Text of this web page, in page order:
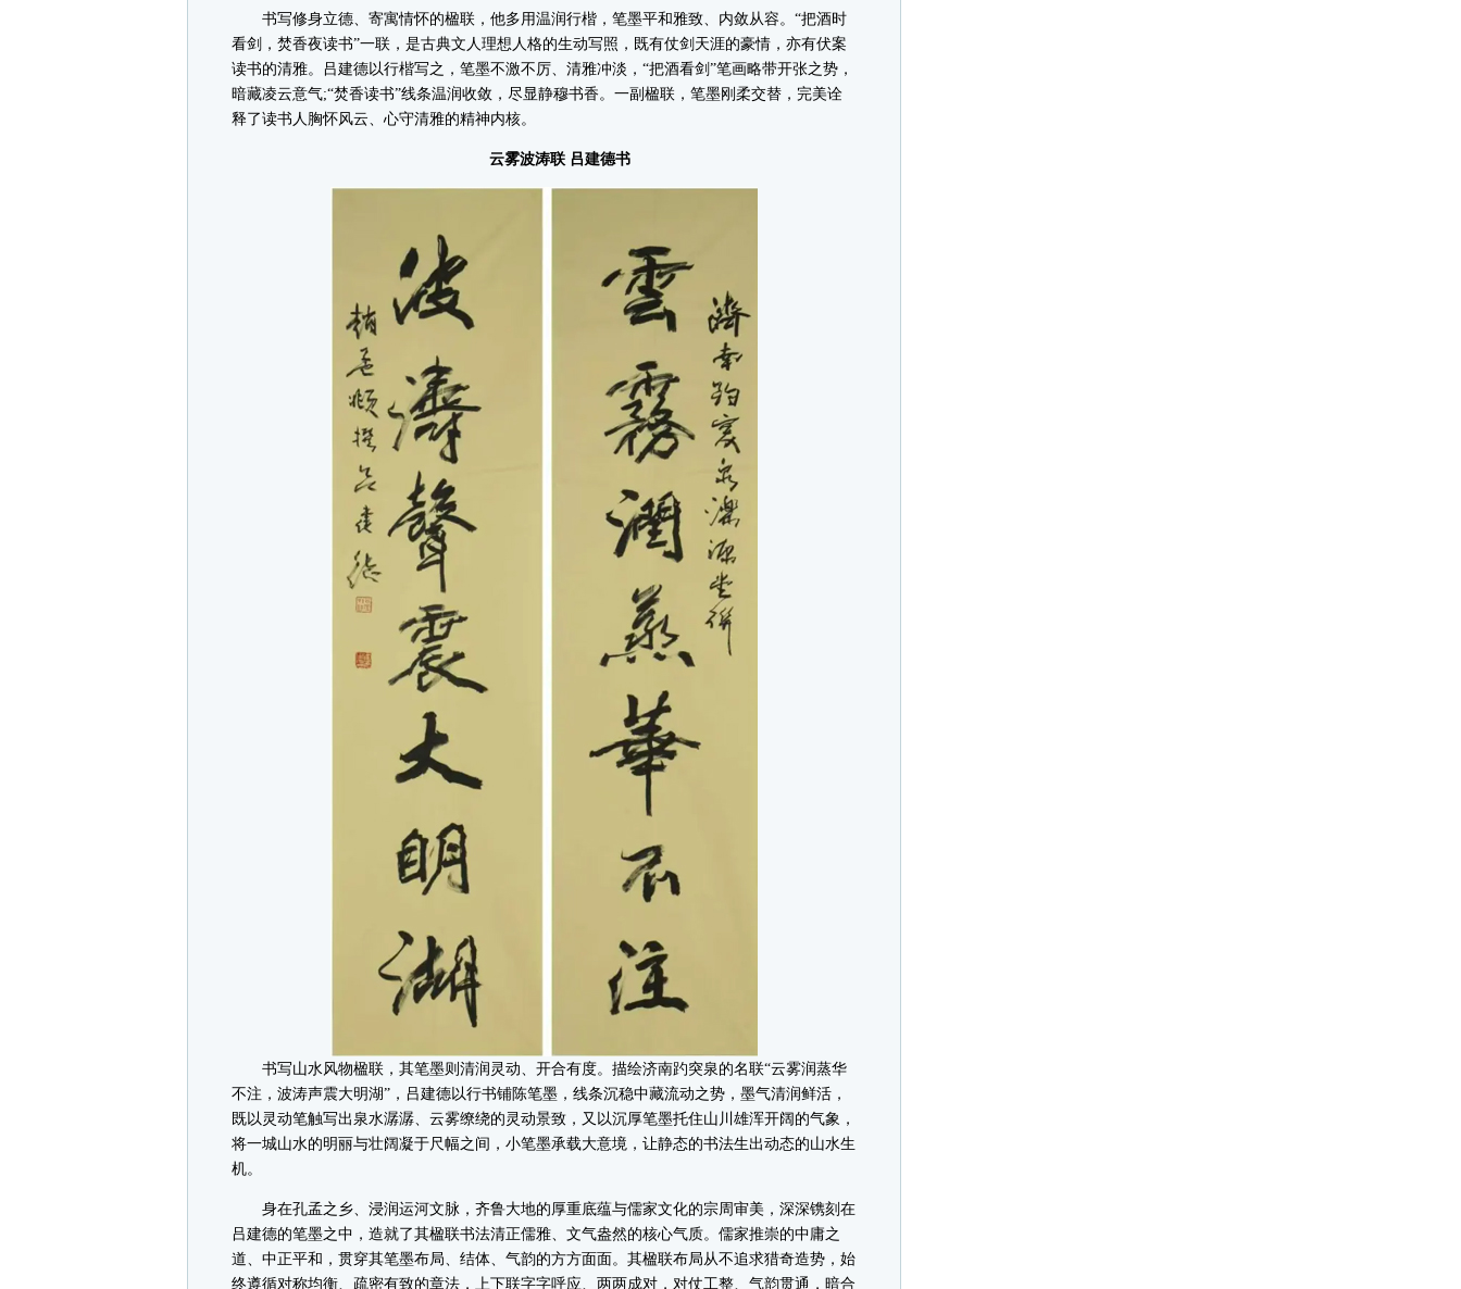
书写修身立德、寄寓情怀的楹联，他多用温润行楷，笔墨平和雅致、内敛从容。“把酒时
看剑，焚香夜读书”一联，是古典文人理想人格的生动写照，既有仗剑天涯的豪情，亦有伏案
读书的清雅。吕建德以行楷写之，笔墨不激不厉、清雅冲淡，“把酒看剑”笔画略带开张之势，
暗藏凌云意气;“焚香读书”线条温润收敛，尽显静穆书香。一副楹联，笔墨刚柔交替，完美诠
释了读书人胸怀风云、心守清雅的精神内核。
云雾波涛联 吕建德书
书写山水风物楹联，其笔墨则清润灵动、开合有度。描绘济南趵突泉的名联“云雾润蒸华
不注，波涛声震大明湖”，吕建德以行书铺陈笔墨，线条沉稳中藏流动之势，墨气清润鲜活，
既以灵动笔触写出泉水潺潺、云雾缭绕的灵动景致，又以沉厚笔墨托住山川雄浑开阔的气象，
将一城山水的明丽与壮阔凝于尺幅之间，小笔墨承载大意境，让静态的书法生出动态的山水生
机。
身在孔孟之乡、浸润运河文脉，齐鲁大地的厚重底蕴与儒家文化的宗周审美，深深镌刻在
吕建德的笔墨之中，造就了其楹联书法清正儒雅、文气盎然的核心气质。儒家推崇的中庸之
道、中正平和，贯穿其笔墨布局、结体、气韵的方方面面。其楹联布局从不追求猎奇造势，始
终遵循对称均衡、疏密有致的章法，上下联字字呼应、两两成对，对仗工整、气韵贯通，暗合